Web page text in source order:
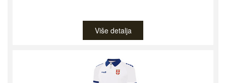
Više detalja